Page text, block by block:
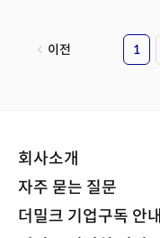
이전 1
회사소개
자주 묻는 질문
더밀크 기업구독 안내